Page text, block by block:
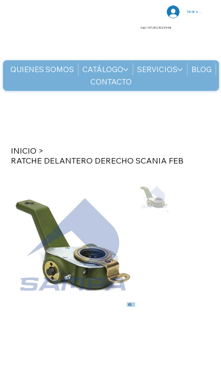
QUIENES SOMOS CATÁLOGO SERVICIOS
BLOG
CONTACTO
Iniciar sesión
Cel: (+57) 302 3022448
INICIO >
RATCHE DELANTERO DERECHO SCANIA FEB